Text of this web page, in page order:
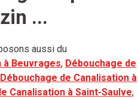
...
aussi du
à Beuvrages, Débouchage de
Débouchage de Canalisation à
Canalisation à Saint-Saulve,